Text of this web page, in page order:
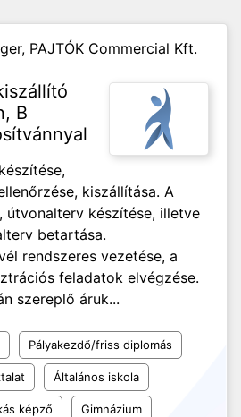
PAJTÓK Commercial Kft.
B
kiszállítása. A
útvonalterv készítése, illetve
betartása.
rendszeres vezetése, a
feladatok elvégzése.
szereplő áruk...
Pályakezdő/friss diplomás
Általános iskola
képző Gimnázium